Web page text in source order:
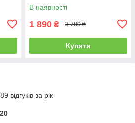
В наявності
1 890 ₴ 3 780 ₴
Купити
відгуків за рік